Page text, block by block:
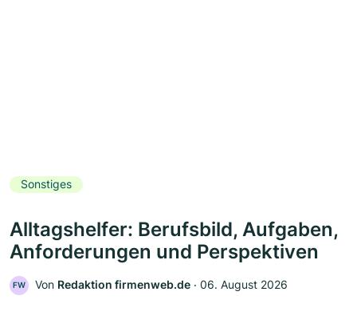
Sonstiges
Alltagshelfer: Berufsbild, Aufgaben,
Anforderungen und Perspektiven
FW Von Redaktion firmenweb.de ‧ 06. August 2026